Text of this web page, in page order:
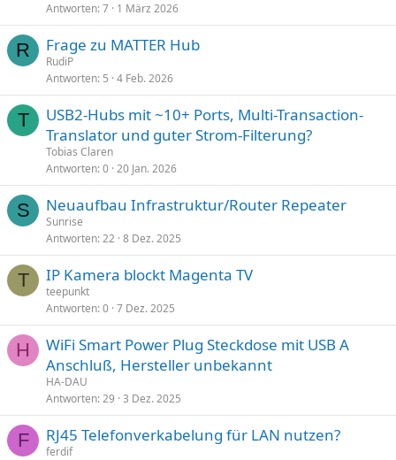
Antworten 7 1 März 2026
R Frage zu MATTER Hub
RudiP
Antworten 5 4 Feb. 2026
T
USB2-Hubs mit ~10+ Ports, Multi-Transaction-
Translator und guter Strom-Filterung?
Tobias Claren
Antworten 0 20 Jan. 2026
S Neuaufbau Infrastruktur/Router Repeater
Sunrise
Antworten 22 8 Dez. 2025
T IP Kamera blockt Magenta TV
teepunkt
Antworten 0 7 Dez. 2025
H
WiFi Smart Power Plug Steckdose mit USB A
Anschluß, Hersteller unbekannt
HA-DAU
Antworten 29 3 Dez. 2025
F RJ45 Telefonverkabelung für LAN nutzen?
ferdif